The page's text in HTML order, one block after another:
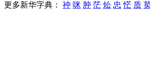
更多新华字典： 祌 咪 肿 茫 炂 忠 恾 质